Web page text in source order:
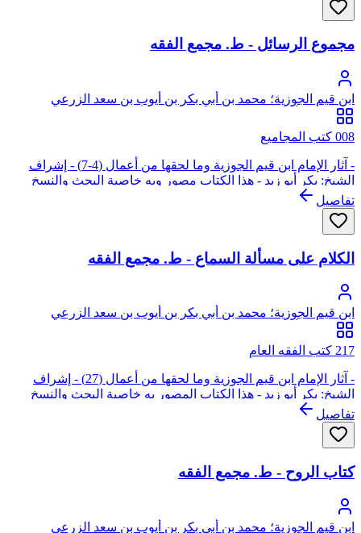
مجموع الرسائل - ط. مجمع الفقه
ابن قيم الجوزية؛ محمد بن أبي بكر بن أيوب بن سعد الزرعي
الدمشقي، أبو عبد الله، شمس الدين
008 كتب المجاميع
- آثار الإمام ابن قيم الجوزية وما لحقها من أعمال (4-7) - إشراف
الشيخ: بكر أبو زيد - هذا الكتاب مصور وبه خاصية البحث والنسخ
تفاصيل
الكلام على مسألة السماع - ط. مجمع الفقه
ابن قيم الجوزية؛ محمد بن أبي بكر بن أيوب بن سعد الزرعي
الدمشقي، أبو عبد الله، شمس الدين
217 كتب الفقه العام
- آثار الإمام ابن قيم الجوزية وما لحقها من أعمال (27) - إشراف
الشيخ: بكر أبو زيد - هذا الكتاب المصور به خاصية البحث والنسخ
واللصق
تفاصيل
كتاب الروح - ط. مجمع الفقه
ابن قيم الجوزية؛ محمد بن أبي بكر بن أيوب بن سعد الزرعي